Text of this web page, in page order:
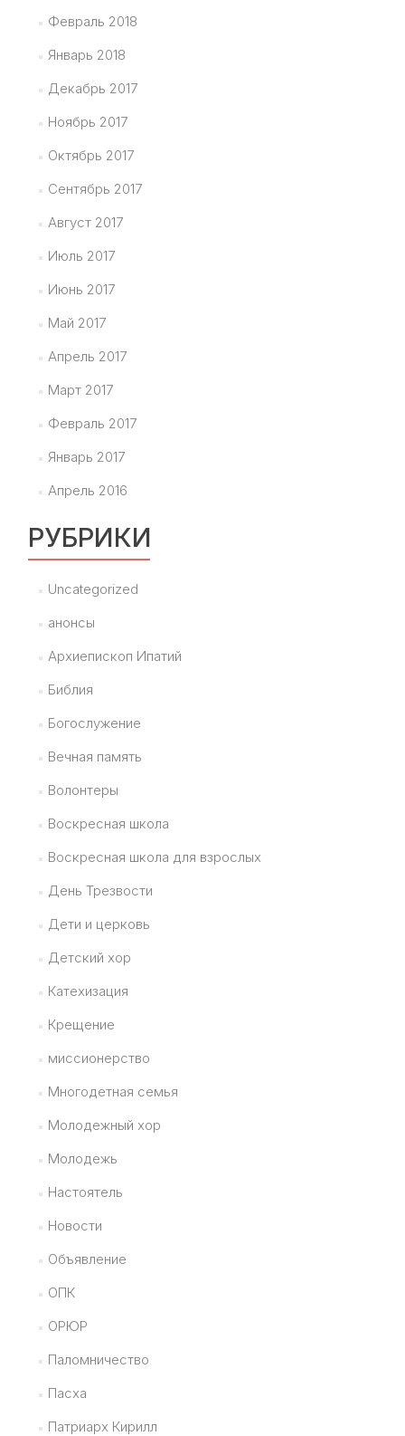
Февраль 2018
Январь 2018
Декабрь 2017
Ноябрь 2017
Октябрь 2017
Сентябрь 2017
Август 2017
Июль 2017
Июнь 2017
Май 2017
Апрель 2017
Март 2017
Февраль 2017
Январь 2017
Апрель 2016
РУБРИКИ
Uncategorized
анонсы
Архиепископ Ипатий
Библия
Богослужение
Вечная память
Волонтеры
Воскресная школа
Воскресная школа для взрослых
День Трезвости
Дети и церковь
Детский хор
Катехизация
Крещение
миссионерство
Многодетная семья
Молодежный хор
Молодежь
Настоятель
Новости
Объявление
ОПК
ОРЮР
Паломничество
Пасха
Патриарх Кирилл